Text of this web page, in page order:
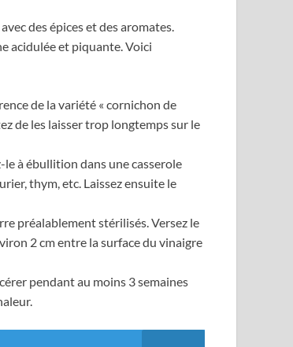
des épices et des aromates.
acidulée et piquante. Voici
de la variété « cornichon de
de les laisser trop longtemps sur le
le à ébullition dans une casserole
thym, etc. Laissez ensuite le
préalablement stérilisés. Versez le
2 cm entre la surface du vinaigre
pendant au moins 3 semaines